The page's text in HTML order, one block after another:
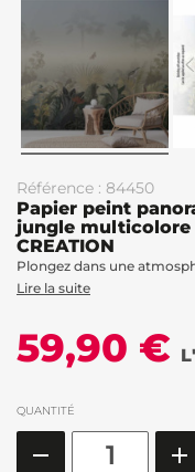
Référence : 84450
Papier peint
jungle multicolore
CREATION
Plongez dans une
Lire la suite
59,90 €
QUANTITÉ